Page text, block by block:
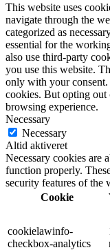
This website uses
navigate through the
categorized as
essential for the
also use third-party
you use this website.
only with your consent.
cookies. But opting out
browsing experience.
Necessary
Necessary
Altid aktiveret
Necessary cookies are
function properly.
security features of the
Cookie
cookielawinfo-
checkbox-analytics